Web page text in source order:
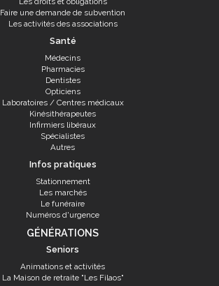
Faire une demande de subvention
Les activités des associations
Santé
Médecins
Pharmacies
Dentistes
Opticiens
Laboratoires / Centres médicaux
Kinésithérapeutes
Infirmiers libéraux
Spécialistes
Autres
Infos pratiques
Stationnement
Les marchés
Le funéraire
Numéros d'urgence
GÉNÉRATIONS
Seniors
Animations et activités
La Maison de retraite "Les Filaos"